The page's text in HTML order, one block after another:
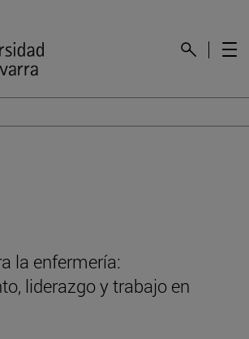
la enfermería:
liderazgo y trabajo en